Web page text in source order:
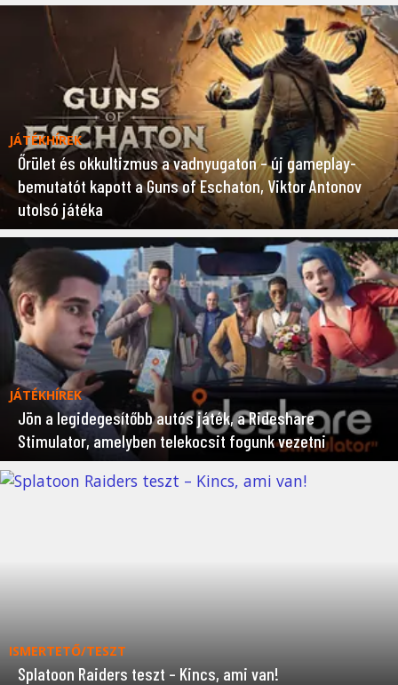
JÁTÉKHÍREK
Őrület és okkultizmus a vadnyugaton – új gameplay-
bemutatót kapott a Guns of Eschaton, Viktor Antonov
utolsó játéka
JÁTÉKHÍREK
Jön a legidegesítőbb autós játék, a Rideshare
Stimulator, amelyben telekocsit fogunk vezetni
ISMERTETŐ/TESZT
Splatoon Raiders teszt – Kincs, ami van!